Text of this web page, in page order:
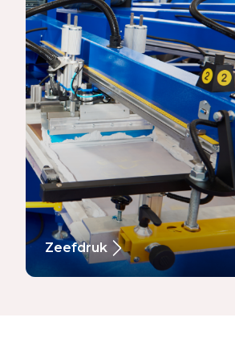
Zeefdruk